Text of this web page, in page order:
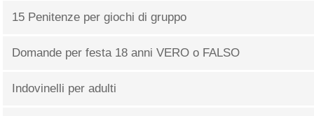
15 Penitenze per giochi di gruppo
Domande per festa 18 anni VERO o FALSO
Indovinelli per adulti